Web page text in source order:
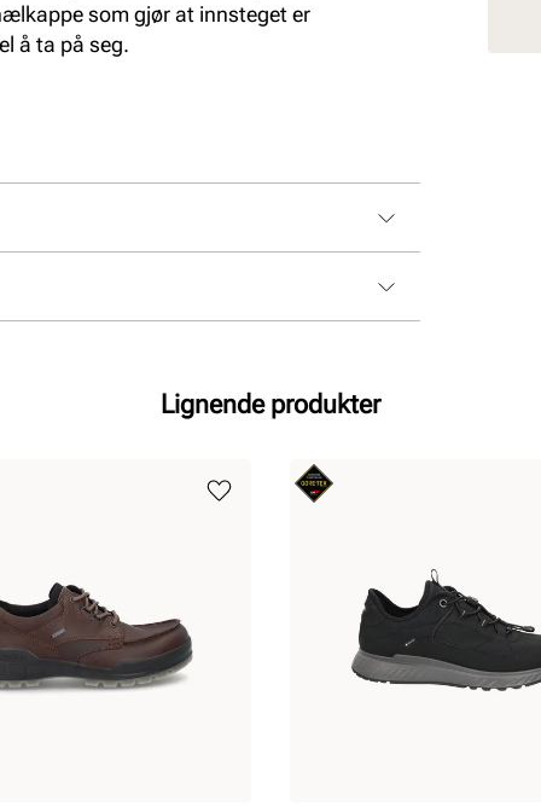
som gjør at innsteget er
å ta på seg.
Lignende produkter